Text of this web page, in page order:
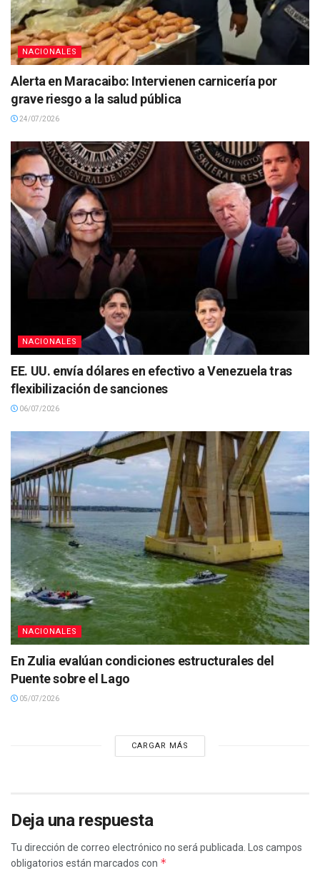
NACIONALES
Alerta en Maracaibo: Intervienen carnicería por
grave riesgo a la salud pública
24/07/2026
NACIONALES
EE. UU. envía dólares en efectivo a Venezuela tras
flexibilización de sanciones
06/07/2026
NACIONALES
En Zulia evalúan condiciones estructurales del
Puente sobre el Lago
05/07/2026
CARGAR MÁS
Deja una respuesta
Tu dirección de correo electrónico no será publicada.
Los campos
obligatorios están marcados con *